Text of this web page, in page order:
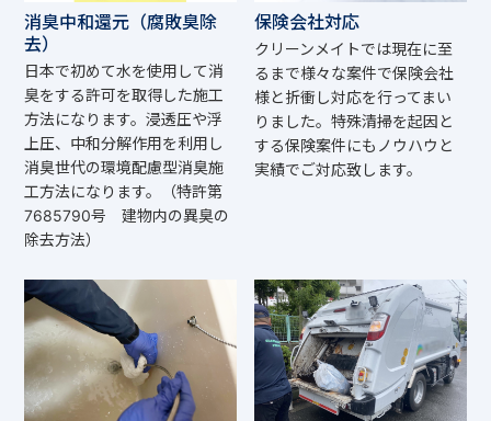
消臭中和還元（腐敗臭除
去）
日本で初めて水を使用して消
臭をする許可を取得した施工
方法になります。浸透圧や浮
上圧、中和分解作用を利用し
消臭世代の環境配慮型消臭施
工方法になります。（特許第
7685790号 建物内の異臭の
除去方法）
保険会社対応
クリーンメイトでは現在に至
るまで様々な案件で保険会社
様と折衝し対応を行ってまい
りました。特殊清掃を起因と
する保険案件にもノウハウと
実績でご対応致します。